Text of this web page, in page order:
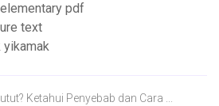
pdf
text
yikamak
Ketahui Penyebab dan Cara ...